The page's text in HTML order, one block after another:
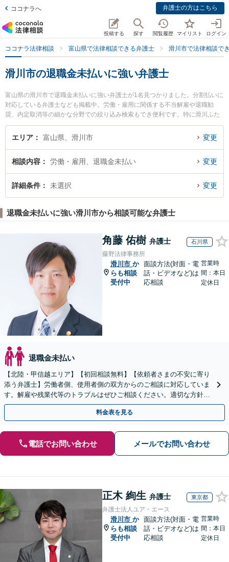
ココナラへ 弁護士の方はこちら
投稿する 探す 閲覧履歴 マイリスト ログイン
ココナラ法律相談 富山県で法律相談できる弁護士 滑川市で法律相談で
滑川市の退職金未払いに強い弁護士
富山県の滑川市で退職金未払いに強い弁護士が1名見つかりました。分割払いに
対応している弁護士なども掲載中。労働・雇用に関係する不当解雇や退職勧
奨、内定取消等の細かな分野での絞り込み検索もでき便利です。特に滑川ふた
ば法律事務所の平岡 路子弁護士のプロフィール情報や弁護士費用、強みなどが
注目されています。『滑川市で土日や夜間に発生した退職金未払いのトラブル
滑川市内の弁護士に相談予約したい』などでお困りの相談者さんにおすすめで
す。
エリア 富山県、滑川市 変更
相談内容 労働・雇用、退職金未払い 変更
詳細条件 未選択 変更
退職金未払いに強い滑川市から相談可能な弁護士
角藤 佑樹 弁護士 石川県
藤野法律事務所
滑川市 か
らも相談
受付中
面談方法(対面・電
話・ビデオなど)は
応相談
営業時
間：本日
定休日
退職金未払い
【北陸・甲信越エリア】【初回相談無料】【依頼者さまの不安に寄り
添う弁護士】労働者側、使用者側の双方からのご相談に対応していま
す。解雇や残業代等のトラブルはぜひご相談ください。適切な方針を
ご提示し、納得できる解決を目指します。
料金表を見る
電話でお問い合わせ メールでお問い合わせ
正木 絢生 弁護士 東京都
弁護士法人ユア・エース
滑川市 か
らも相談
受付中
面談方法(対面・電
話・ビデオなど)は
応相談
営業時
間：本日
定休日